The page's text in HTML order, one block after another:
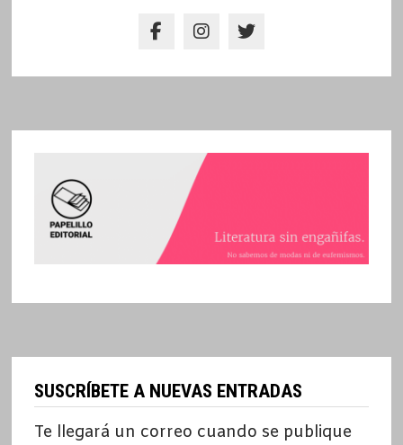
SUSCRÍBETE A NUEVAS ENTRADAS
Te llegará un correo cuando se publique